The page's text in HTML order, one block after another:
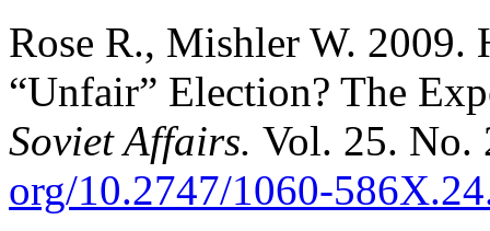
Rose R., Mishler W. 2009.
“Unfair” Election? The
Soviet Affairs. Vol. 25. No.
org/10.2747/